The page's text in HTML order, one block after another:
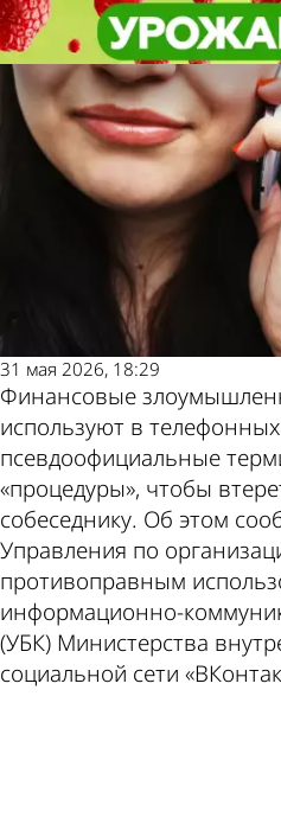
Россиянам
В стране и
мире
31 мая 2026, 18:29
Финансовые
используют в
псевдоофициальные
«процедуры», чтобы
собеседнику. Об этом
Управления по
противоправным
информационно-
(УБК) Министерства
социальной сети
Россиянам
В стране и
мире
Другие
по теме
Погода
валют